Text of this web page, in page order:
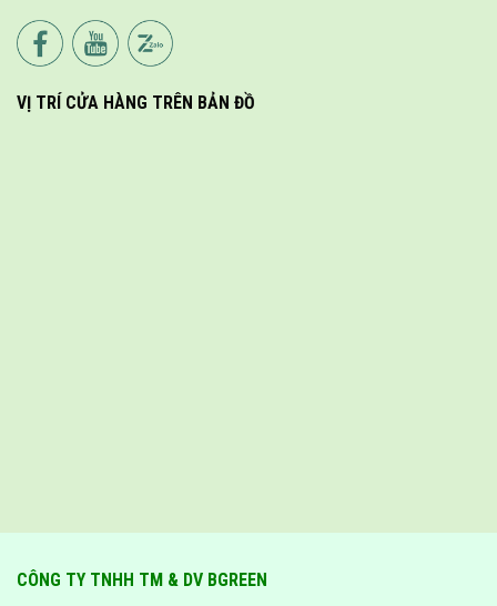
VỊ TRÍ CỬA HÀNG TRÊN BẢN ĐỒ
CÔNG TY TNHH TM & DV BGREEN